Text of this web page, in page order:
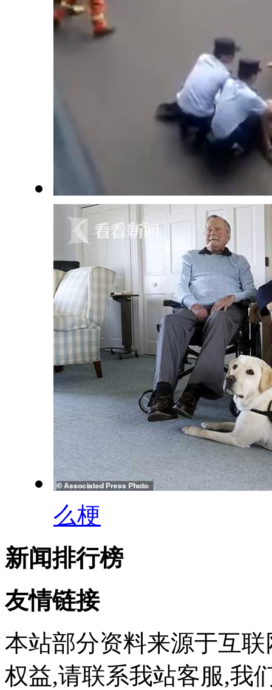
么梗
新闻排行榜
友情链接
本站部分资料来源于互
权益,请联系我站客服,我